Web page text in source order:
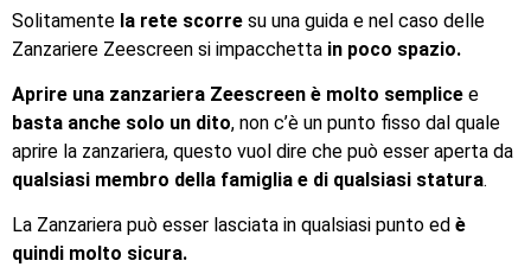
Solitamente la rete scorre su una guida e nel caso delle
Zanzariere Zeescreen si impacchetta in poco spazio.
Aprire una zanzariera Zeescreen è molto semplice e
basta anche solo un dito, non c’è un punto fisso dal quale
aprire la zanzariera, questo vuol dire che può esser aperta da
qualsiasi membro della famiglia e di qualsiasi statura.
La Zanzariera può esser lasciata in qualsiasi punto ed è
quindi molto sicura.